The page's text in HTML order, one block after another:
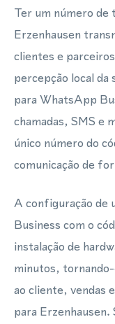
Ter um número de
Erzenhausen
clientes e
percepção local da
para WhatsApp
chamadas, SMS e
único número do
comunicação de
A configuração de
Business com o
instalação de
minutos,
ao cliente, vendas
para